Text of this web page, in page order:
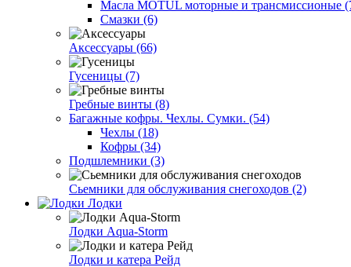
Масла MOTUL моторные и трансмиссионые
Смазки (6)
Аксессуары (66)
Гусеницы (7)
Гребные винты (8)
Багажные кофры. Чехлы. Сумки. (54)
Чехлы (18)
Кофры (34)
Подшлемники (3)
Сьемники для обслуживания снегоходов (2)
Лодки
Лодки Aqua-Storm
Лодки и катера Рейд